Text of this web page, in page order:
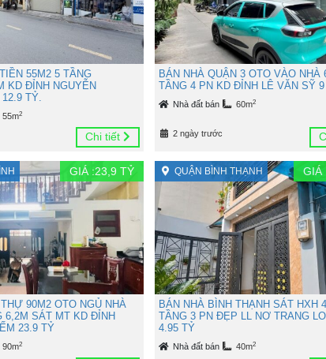
55M2 5 TẦNG
KD ĐỈNH NGUYỄN
TỶ.
55m2
Chi tiết
BÁN NHÀ QUẬN 3 OTO VÀO NHÀ
TẦNG 4 PN KD ĐỈNH LÊ VĂN SỸ
Nhà đất bán 60m2
2 ngày trước
GIÁ :23,9 TỶ
90M2 OTO NGỦ NHÀ
6,2M SÁT MT KD ĐỈNH
23.9 TỶ
90m2
QUẬN BÌNH THẠNH GIÁ
BÁN NHÀ BÌNH THẠNH SÁT HXH
TẦNG 3 PN ĐẸP LL NƠ TRANG
4.95 TỶ
Nhà đất bán 40m2